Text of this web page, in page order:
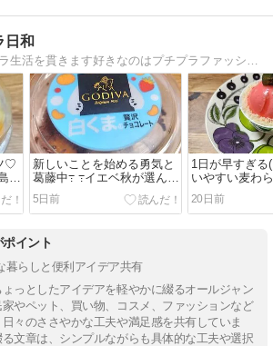
日和
♡
う
新しいことを始める勇気と
葛藤中߹ ߹イエベ秋が選んで
良かったちふれ♡お得なコ
モパン
5日前
1日が早すぎ
いやすい麦わ
20日前
イント
暮らしと便利アイデア共有
っとしたアイデアを軽やかに綴るオールジャン
やペット、買い物、コスメ、ファッションなど
々のささやかな工夫や満足感を共有していま
文章は、シンプルながらも具体的な工夫や選択